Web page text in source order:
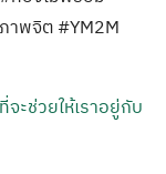
าพจิต #YM2M